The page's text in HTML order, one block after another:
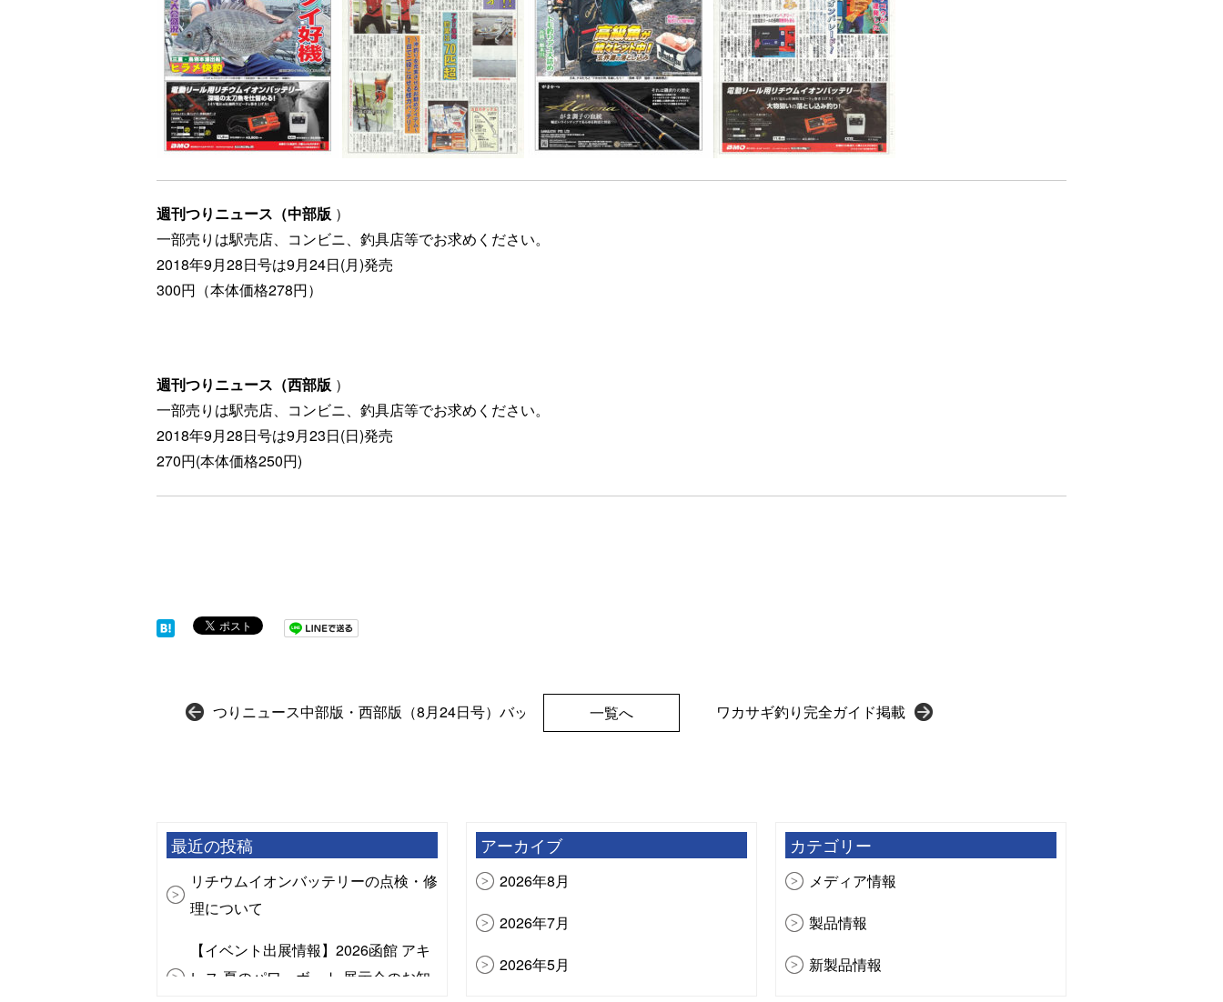
週刊つりニュース（中部版 ）
一部売りは駅売店、コンビニ、釣具店等でお求めください。
2018年9月28日号は9月24日(月)発売
300円（本体価格278円）
週刊つりニュース（西部版 ）
一部売りは駅売店、コンビニ、釣具店等でお求めください。
2018年9月28日号は9月23日(日)発売
270円(本体価格250円)
つりニュース中部版・西部版（8月24日号）バッテリー記事掲載!
一覧へ ワカサギ釣り完全ガイド掲載
最近の投稿
リチウムイオンバッテリーの点検・修
理について
【イベント出展情報】2026函館 アキ
レス 夏のパワーボート 展示会のお知
アーカイブ
2026年8月
2026年7月
2026年5月
カテゴリー
メディア情報
製品情報
新製品情報